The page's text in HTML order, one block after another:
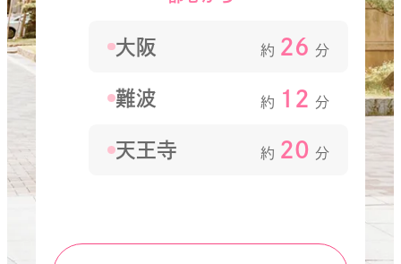
大阪 約 26 分
難波 約 12 分
天王寺 約 20 分